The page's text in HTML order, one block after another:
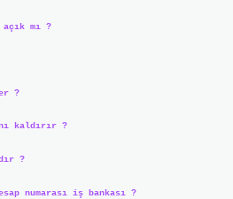
mı ?
?
kaldırır ?
?
numarası iş bankası ?